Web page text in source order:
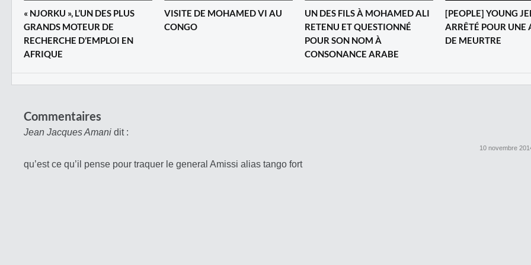
​« NJORKU », L’UN DES PLUS
GRANDS MOTEUR DE
RECHERCHE D’EMPLOI EN
AFRIQUE
VISITE DE MOHAMED VI AU
CONGO
UN DES FILS À MOHAMED ALI
RETENU ET QUESTIONNÉ
POUR SON NOM À
CONSONANCE ARABE
[PEOPLE] YOUNG
ARRÊTÉ POUR UNE
DE MEURTRE
Commentaires
Jean Jacques Amani dit :
10 novembre
qu’est ce qu’il pense pour traquer le general Amissi alias tango fort